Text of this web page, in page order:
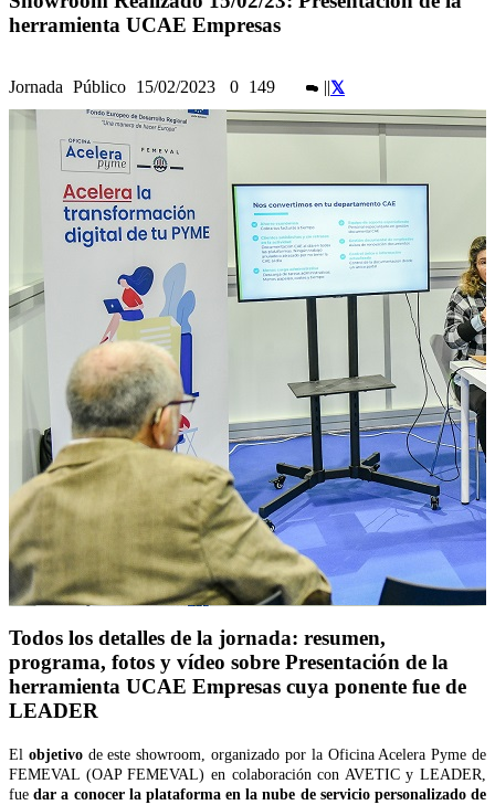
herramienta UCAE Empresas
Jornada Público 15/02/2023 0 149 ||
Todos los detalles de la jornada: resumen,
programa, fotos y vídeo sobre Presentación de la
herramienta UCAE Empresas cuya ponente fue de
LEADER
El objetivode este showroom, organizado por la Oficina Acelera Pyme de
FEMEVAL (OAP FEMEVAL) en colaboración con AVETIC y LEADER,
fuedar a conocer la plataforma en la nube de servicio personalizado de